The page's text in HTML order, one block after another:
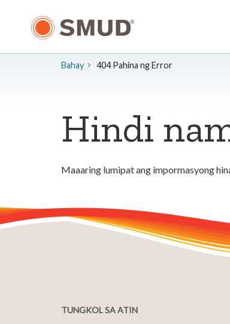
Pangunahing
Bahay 404 Pahina ng Error
Hindi
Maaaring lumipat ang impormasyong
TUNGKOL SA ATIN